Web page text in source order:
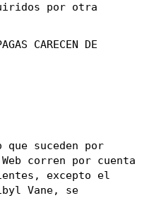
por otra
CARECEN DE
suceden por
corren por cuenta
excepto el
Vane, se